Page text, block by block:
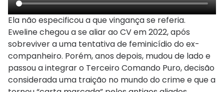
Ela não especificou a que vingança se referia.
Eweline chegou a se aliar ao CV em 2022, após
sobreviver a uma tentativa de feminicídio do ex-
companheiro. Porém, anos depois, mudou de lado e
passou a integrar o Terceiro Comando Puro, decisão
considerada uma traição no mundo do crime e que a